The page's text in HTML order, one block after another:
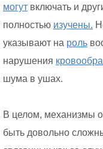
могут включать и
полностью изучены.
указывают на роль
нарушения
шума в ушах.
В целом, механизмы
быть довольно